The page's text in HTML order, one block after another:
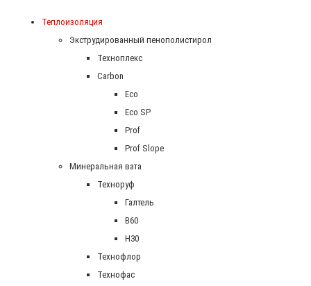
Теплоизоляция
Экструдированный пенополистирол
Техноплекс
Carbon
Eco
Eco SP
Prof
Prof Slope
Минеральная вата
Техноруф
Галтель
В60
Н30
Технофлор
Технофас